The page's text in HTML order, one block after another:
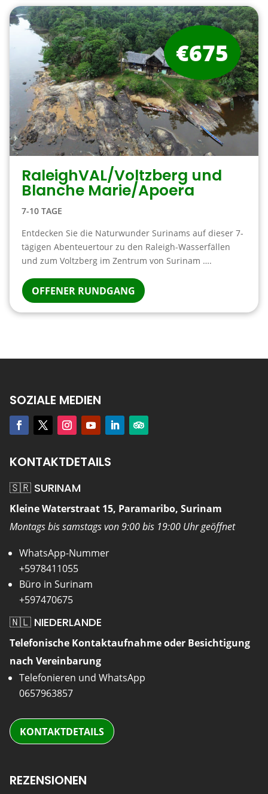
RaleighVAL/Voltzberg und
Blanche Marie/Apoera
7-10 TAGE
Entdecken Sie die Naturwunder Surinams auf dieser 7-
tägigen Abenteuertour zu den Raleigh-Wasserfällen
und zum Voltzberg im Zentrum von Surinam ….
OFFENER RUNDGANG
€675
SOZIALE MEDIEN
KONTAKTDETAILS
🇸🇷 SURINAM
Kleine Waterstraat 15, Paramaribo, Surinam
Montags bis samstags von 9:00 bis 19:00 Uhr geöffnet
WhatsApp-Nummer
+5978411055
Büro in Surinam
+597470675
🇳🇱 NIEDERLANDE
Telefonische Kontaktaufnahme oder Besichtigung
nach Vereinbarung
Telefonieren und WhatsApp
0657963857
KONTAKTDETAILS
REZENSIONEN